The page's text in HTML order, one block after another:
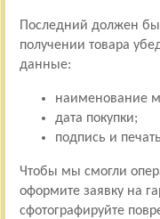
Последний должен
получении товара
данные:
наименование
дата покупки;
подпись и
Чтобы мы смогли
оформите заявку на
сфотографируйте